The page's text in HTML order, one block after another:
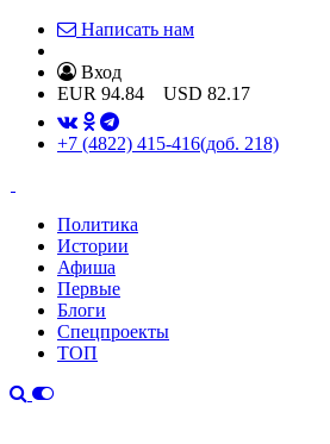
Написать нам
Вход
EUR 94.84 USD 82.17
+7 (4822) 415-416(доб. 218)
Политика
Истории
Афиша
Первые
Блоги
Спецпроекты
ТОП